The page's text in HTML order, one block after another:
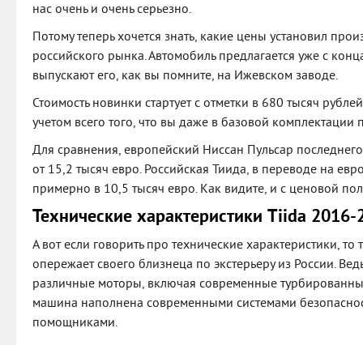
нас очень и очень серьезно.
Потому теперь хочется знать, какие цены установил
российского рынка. Автомобиль предлагается уже с
выпускают его, как вы помните, на Ижевском заводе.
Стоимость новинки стартует с отметки в 680 тысяч
учетом всего того, что вы даже в базовой комплектации
Для сравнения, европейский Ниссан Пульсар
от 15,2 тысяч евро. Российская Тиида, в переводе на
примерно в 10,5 тысяч евро. Как видите, и с ценовой
Технические характеристики Tiida 2016-
А вот если говорить про технические характеристики,
опережает своего близнеца по экстерьеру из России.
различные моторы, включая современные
машина наполнена современными системами
помощниками.